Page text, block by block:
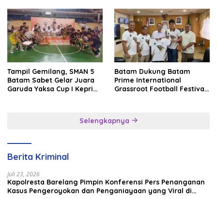
Tampil Gemilang, SMAN 5
Batam Sabet Gelar Juara
Garuda Yaksa Cup I Kepri
Batam Dukung Batam
Prime International
Grassroot Football Festival
Brunei–Malaysia
Selengkapnya
Berita Kriminal
Juli 23, 2026
Kapolresta Barelang Pimpin Konferensi Pers Penanganan
Kasus Pengeroyokan dan Penganiayaan yang Viral di